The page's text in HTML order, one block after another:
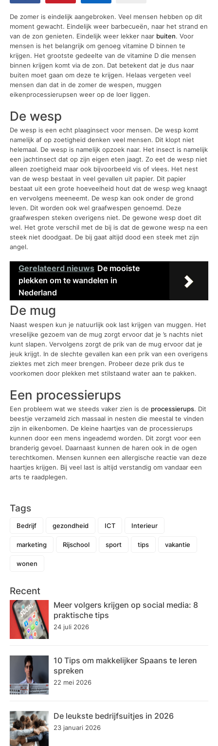
De zomer is eindelijk aangebroken. Veel mensen hebben op dit
moment gewacht. Eindelijk weer barbecueën, naar het strand en
van de zon genieten. Eindelijk weer lekker naar buiten. Voor
mensen is het belangrijk om genoeg vitamine D binnen te
krijgen. Het grootste gedeelte van de vitamine D die mensen
binnen krijgen komt via de zon. Dat betekent dat je dus naar
buiten moet gaan om deze te krijgen. Helaas vergeten veel
mensen dan dat in de zomer de wespen, muggen
eikenprocessierupsen weer op de loer liggen.
De wesp
De wesp is een echt plaaginsect voor mensen. De wesp komt
namelijk af op zoetigheid denken veel mensen. Dit klopt niet
helemaal. De wesp is namelijk opzoek naar. Het insect is namelijk
een jachtinsect dat op zijn eigen eten jaagt. Zo eet de wesp niet
alleen zoetigheid maar ook bijvoorbeeld vis of vlees. Het nest
van de wesp bestaat in veel gevallen uit papier. Dit papier
bestaat uit een grote hoeveelheid hout dat de wesp weg knaagt
en vervolgens meeneemt. De wesp kan ook onder de grond
leven. Dit worden ook wel graafwespen genoemd. Deze
graafwespen steken overigens niet. De gewone wesp doet dit
wel. Het grote verschil met de bij is dat de gewone wesp na een
steek niet doodgaat. De bij gaat altijd dood een steek met zijn
angel.
Gerelateerd nieuws De mooiste
plekken om te wandelen in
Nederland
De mug
Naast wespen kun je natuurlijk ook last krijgen van muggen. Het
vreselijke gezoem van de mug zorgt ervoor dat je ’s nachts niet
kunt slapen. Vervolgens zorgt de prik van de mug ervoor dat je
jeuk krijgt. In de slechte gevallen kan een prik van een overigens
ziektes met zich meer brengen. Probeer deze prik dus te
voorkomen door plekken met stilstaand water aan te pakken.
Een processierups
Een probleem wat we steeds vaker zien is de processierups. Dit
beestje verzameld zich massaal in nesten die meestal te vinden
zijn in eikenbomen. De kleine haartjes van de processierups
kunnen door een mens ingeademd worden. Dit zorgt voor een
branderig gevoel. Daarnaast kunnen de haren ook in de ogen
terechtkomen. Mensen kunnen een allergische reactie van deze
haartjes krijgen. Bij veel last is altijd verstandig om vandaar een
arts te raadplegen.
Tags
Bedrijf gezondheid ICT Interieur
marketing Rijschool sport tips vakantie
wonen
Recent
Meer volgers krijgen op social media: 8
praktische tips
24 juli 2026
10 Tips om makkelijker Spaans te leren
spreken
22 mei 2026
De leukste bedrijfsuitjes in 2026
23 januari 2026